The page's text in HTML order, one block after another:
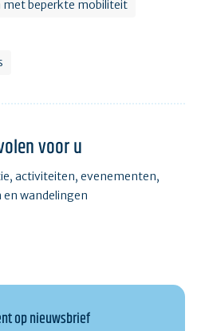
beperkte mobiliteit
voor u
activiteiten, evenementen,
en wandelingen
op nieuwsbrief